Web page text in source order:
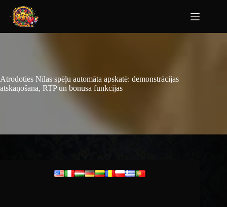
Atrodoties Nīlas spēļu automāta apskatē: demonstrācijas
atskaņošana, RTP un bonusa funkcijas